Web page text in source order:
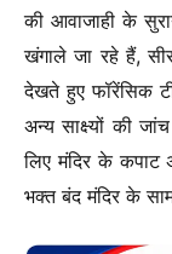
की आवाजाही के
खंगाले जा रहे हैं,
देखते हुए फॉरेंसिक
अन्य साक्ष्यों की
लिए मंदिर के कपाट
भक्त बंद मंदिर के